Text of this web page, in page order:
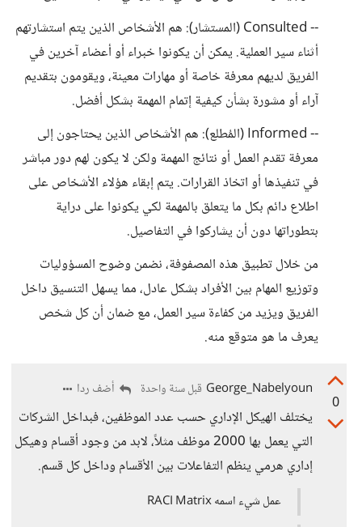
-- Consulted (المستشار): هم الأشخاص الذين يتم استشارتهم
أثناء سير العملية. يمكن أن يكونوا خبراء أو أعضاء آخرين في
الفريق لديهم معرفة خاصة أو مهارات معينة، ويقومون بتقديم
آراء أو مشورة بشأن كيفية إتمام المهمة بشكل أفضل.
-- Informed (المُطلع): هم الأشخاص الذين يحتاجون إلى
معرفة تقدم العمل أو نتائج المهمة ولكن لا يكون لهم دور مباشر
في تنفيذها أو اتخاذ القرارات. يتم إبقاء هؤلاء الأشخاص على
اطلاع دائم بكل ما يتعلق بالمهمة لكي يكونوا على دراية
بتطوراتها دون أن يشاركوا في التفاصيل.
من خلال تطبيق هذه المصفوفة، نضمن وضوح المسؤوليات
وتوزيع المهام بين الأفراد بشكل عادل، مما يسهل التنسيق داخل
الفريق ويزيد من كفاءة سير العمل، مع ضمان أن كل شخص
يعرف ما هو متوقع منه.
0
George_Nabelyoun قبل سنة واحدة أضف ردا
يختلف الهيكل الإداري حسب عدد الموظفين، فبداخل الشركات
التي يعمل بها 2000 موظف مثلاً، لابد من وجود أقسام وهيكل
إداري هرمي ينظم التفاعلات بين الأقسام وداخل كل قسم.
عمل شيء اسمه RACI Matrix